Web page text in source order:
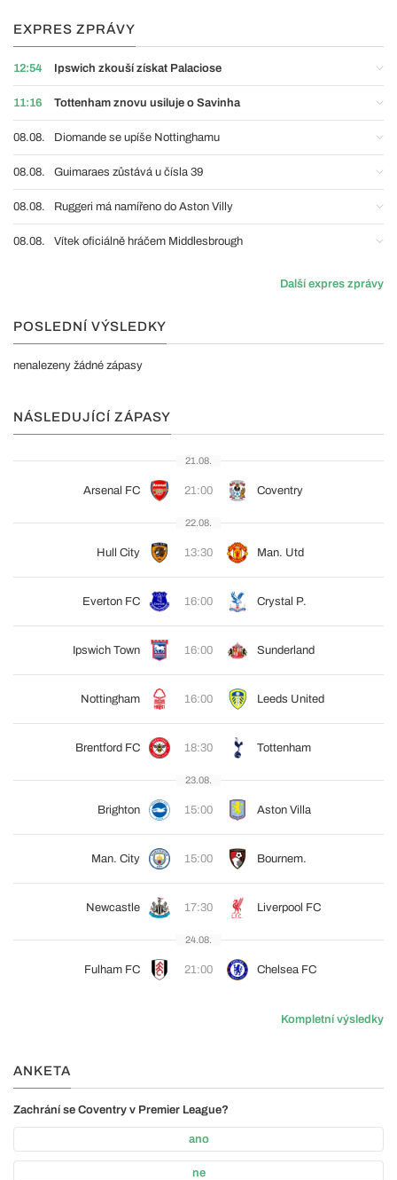
EXPRES ZPRÁVY
12:54 Ipswich zkouší získat Palaciose
11:16 Tottenham znovu usiluje o Savinha
08.08. Diomande se upíše Nottinghamu
08.08. Guimaraes zůstává u čísla 39
08.08. Ruggeri má namířeno do Aston Villy
08.08. Vítek oficiálně hráčem Middlesbrough
Další expres zprávy
POSLEDNÍ VÝSLEDKY
nenalezeny žádné zápasy
NÁSLEDUJÍCÍ ZÁPASY
21.08.
Arsenal FC 21:00 Coventry
22.08.
Hull City 13:30 Man. Utd
Everton FC 16:00 Crystal P.
Ipswich Town 16:00 Sunderland
Nottingham 16:00 Leeds United
Brentford FC 18:30 Tottenham
23.08.
Brighton 15:00 Aston Villa
Man. City 15:00 Bournem.
Newcastle 17:30 Liverpool FC
24.08.
Fulham FC 21:00 Chelsea FC
Kompletní výsledky
ANKETA
Zachrání se Coventry v Premier League?
ano
ne